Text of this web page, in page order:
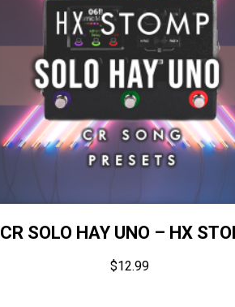
CR SOLO HAY UNO – HX
$12.99